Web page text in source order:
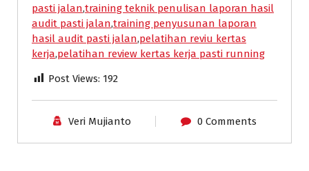
pasti jalan,training teknik penulisan laporan hasil
audit pasti jalan,training penyusunan laporan
hasil audit pasti jalan,pelatihan reviu kertas
kerja,pelatihan review kertas kerja pasti running
Post Views: 192
Veri Mujianto 0 Comments